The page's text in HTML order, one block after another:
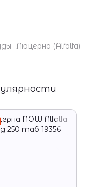
Люцерна (Alfalfa)